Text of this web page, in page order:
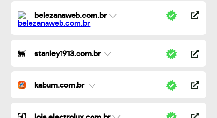
belezanaweb.com.br
stanley1913.com.br
kabum.com.br